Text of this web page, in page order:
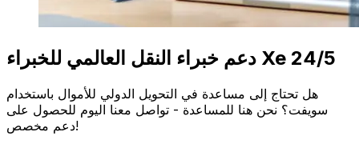
دعم خبراء النقل العالمي للخبراء Xe 24/5
هل تحتاج إلى مساعدة في التحويل الدولي للأموال باستخدام
سويفت؟ نحن هنا للمساعدة - تواصل معنا اليوم للحصول على
دعم مخصص!